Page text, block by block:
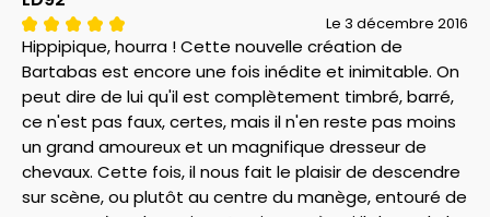
Le 3 décembre 2016
Hippipique, hourra ! Cette nouvelle création de
Bartabas est encore une fois inédite et inimitable. On
peut dire de lui qu'il est complètement timbré, barré,
ce n'est pas faux, certes, mais il n'en reste pas moins
un grand amoureux et un magnifique dresseur de
chevaux. Cette fois, il nous fait le plaisir de descendre
sur scène, ou plutôt au centre du manège, entouré de